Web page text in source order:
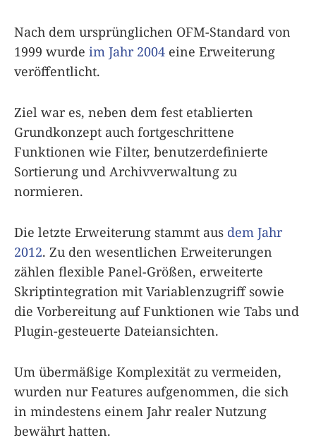
Nach dem ursprünglichen OFM-Standard von
1999 wurde im Jahr 2004 eine Erweiterung
veröffentlicht.
Ziel war es, neben dem fest etablierten
Grundkonzept auch fortgeschrittene
Funktionen wie Filter, benutzerdefinierte
Sortierung und Archivverwaltung zu
normieren.
Die letzte Erweiterung stammt aus dem Jahr
2012. Zu den wesentlichen Erweiterungen
zählen flexible Panel-Größen, erweiterte
Skriptintegration mit Variablenzugriff sowie
die Vorbereitung auf Funktionen wie Tabs und
Plugin-gesteuerte Dateiansichten.
Um übermäßige Komplexität zu vermeiden,
wurden nur Features aufgenommen, die sich
in mindestens einem Jahr realer Nutzung
bewährt hatten.